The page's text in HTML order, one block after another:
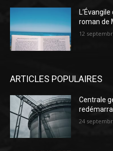
roman de
12
ARTICLES POPULAIRES
Centrale
24